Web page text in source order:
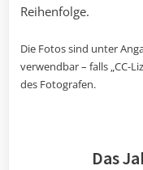
Reihenfolge.
Die Fotos sind unter
verwendbar – falls „CC-
des Fotografen.
Das